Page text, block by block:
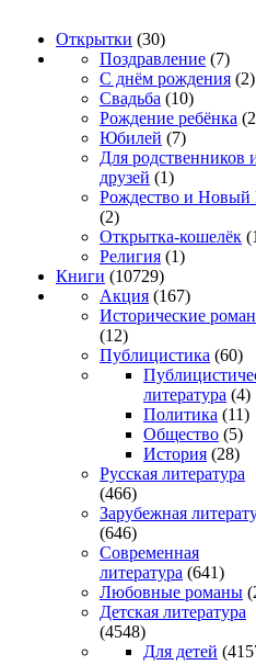
Открытки (30)
Поздравление (7)
С днём рождения (2)
Свадьба (10)
Рождение ребёнка
Юбилей (7)
Для родственников
друзей (1)
Рождество и Новый
(2)
Открытка-кошелёк
Религия (1)
Книги (10729)
Акция (167)
Исторические
(12)
Публицистика (60)
литература (4)
Политика (11)
Общество (5)
История (28)
Русская литература
(466)
Зарубежная
(646)
Современная
литература (641)
Любовные романы
Детская литература
(4548)
Для детей